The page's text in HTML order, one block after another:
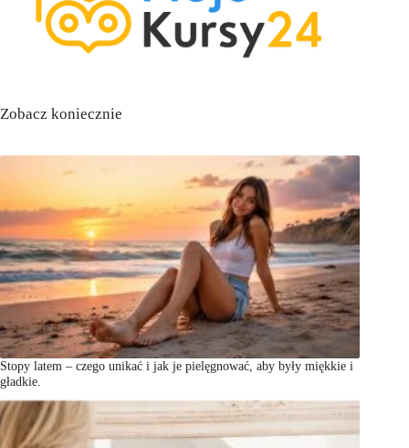
Zobacz koniecznie
Stopy latem – czego unikać i jak je pielęgnować, aby były miękkie i
gładkie.